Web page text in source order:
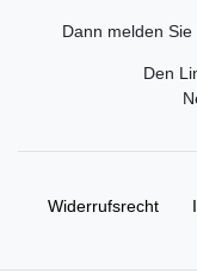
Dann melden
Den
Widerrufs­recht